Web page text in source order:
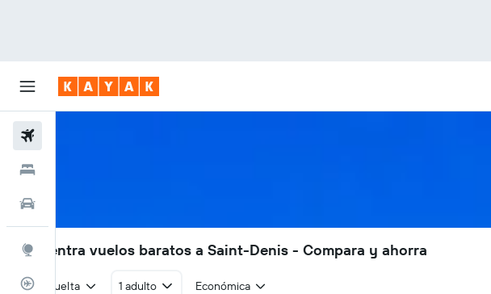
Explore
Rastreador
Encuentra vuelos baratos a Saint-Denis - Compara y ahorra
Ida y vuelta 1 adulto Económica